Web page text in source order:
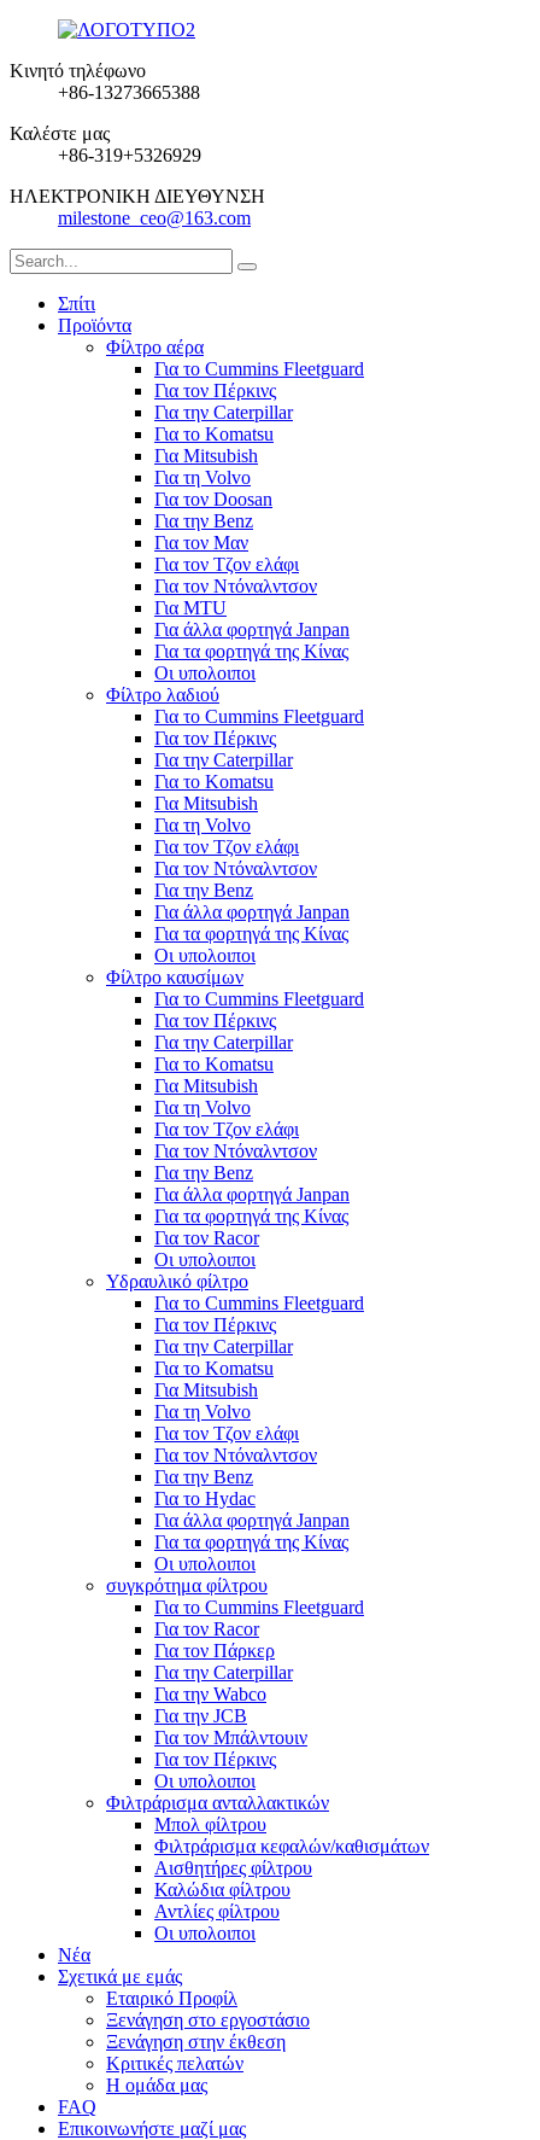
Κινητό τηλέφωνο
+86-13273665388
Καλέστε μας
+86-319+5326929
ΗΛΕΚΤΡΟΝΙΚΗ ΔΙΕΥΘΥΝΣΗ
milestone_ceo@163.com
Σπίτι
Προϊόντα
Φίλτρο αέρα
Για το Cummins Fleetguard
Για τον Πέρκινς
Για την Caterpillar
Για το Komatsu
Για Mitsubish
Για τη Volvo
Για τον Doosan
Για την Benz
Για τον Μαν
Για τον Τζον ελάφι
Για τον Ντόναλντσον
Για MTU
Για άλλα φορτηγά Janpan
Για τα φορτηγά της Κίνας
Οι υπολοιποι
Φίλτρο λαδιού
Για το Cummins Fleetguard
Για τον Πέρκινς
Για την Caterpillar
Για το Komatsu
Για Mitsubish
Για τη Volvo
Για τον Τζον ελάφι
Για τον Ντόναλντσον
Για την Benz
Για άλλα φορτηγά Janpan
Για τα φορτηγά της Κίνας
Οι υπολοιποι
Φίλτρο καυσίμων
Για το Cummins Fleetguard
Για τον Πέρκινς
Για την Caterpillar
Για το Komatsu
Για Mitsubish
Για τη Volvo
Για τον Τζον ελάφι
Για τον Ντόναλντσον
Για την Benz
Για άλλα φορτηγά Janpan
Για τα φορτηγά της Κίνας
Για τον Racor
Οι υπολοιποι
Υδραυλικό φίλτρο
Για το Cummins Fleetguard
Για τον Πέρκινς
Για την Caterpillar
Για το Komatsu
Για Mitsubish
Για τη Volvo
Για τον Τζον ελάφι
Για τον Ντόναλντσον
Για την Benz
Για το Hydac
Για άλλα φορτηγά Janpan
Για τα φορτηγά της Κίνας
Οι υπολοιποι
συγκρότημα φίλτρου
Για το Cummins Fleetguard
Για τον Racor
Για τον Πάρκερ
Για την Caterpillar
Για την Wabco
Για την JCB
Για τον Μπάλντουιν
Για τον Πέρκινς
Οι υπολοιποι
Φιλτράρισμα ανταλλακτικών
Μπολ φίλτρου
Φιλτράρισμα κεφαλών/καθισμάτων
Αισθητήρες φίλτρου
Καλώδια φίλτρου
Αντλίες φίλτρου
Οι υπολοιποι
Νέα
Σχετικά με εμάς
Εταιρικό Προφίλ
Ξενάγηση στο εργοστάσιο
Ξενάγηση στην έκθεση
Κριτικές πελατών
Η ομάδα μας
FAQ
Επικοινωνήστε μαζί μας